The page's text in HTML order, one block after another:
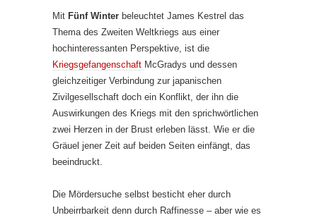
Mit Fünf Winter beleuchtet James Kestrel das
Thema des Zweiten Weltkriegs aus einer
hochinteressanten Perspektive, ist die
Kriegsgefangenschaft McGradys und dessen
gleichzeitiger Verbindung zur japanischen
Zivilgesellschaft doch ein Konflikt, der ihn die
Auswirkungen des Kriegs mit den sprichwörtlichen
zwei Herzen in der Brust erleben lässt. Wie er die
Gräuel jener Zeit auf beiden Seiten einfängt, das
beeindruckt.
Die Mördersuche selbst besticht eher durch
Unbeirrbarkeit denn durch Raffinesse – aber wie es